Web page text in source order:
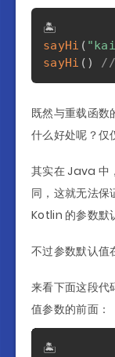
sayHi (
sayHi ( ) //
既然与重载函
什么好处呢？仅
其实在 Java 中
同，这就无法保
Kotlin 的参数默
不过参数默认值
来看下面这段代
值参数的前面：